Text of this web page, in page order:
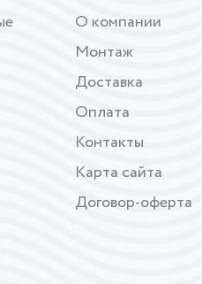
О компании
Монтаж
Доставка
Оплата
Контакты
Карта сайта
Договор-оферта